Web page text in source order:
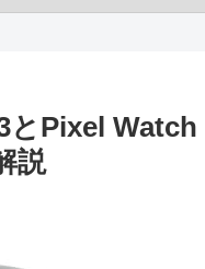
Pixel
説